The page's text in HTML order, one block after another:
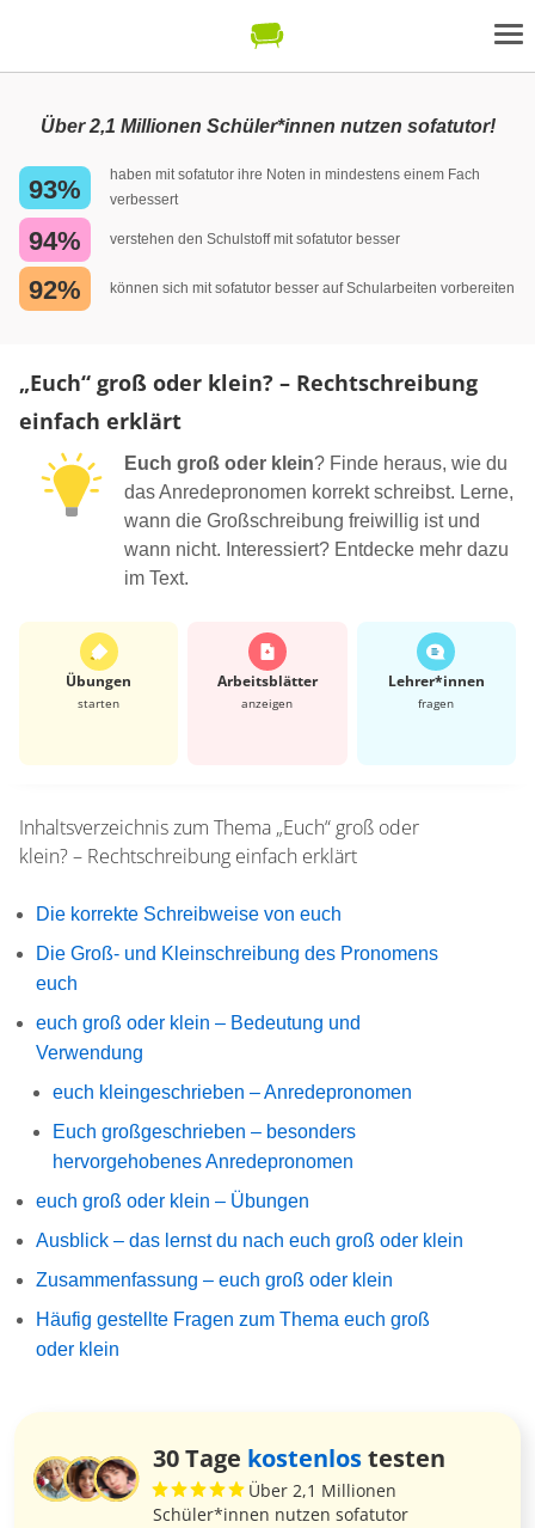
Über 2,1 Millionen Schüler*innen nutzen sofatutor!
93%
haben mit sofatutor ihre Noten in mindestens einem Fach
verbessert
94% verstehen den Schulstoff mit sofatutor besser
92% können sich mit sofatutor besser auf Schularbeiten vorbereiten
„Euch“ groß oder klein? – Rechtschreibung
einfach erklärt
Euch groß oder klein? Finde heraus, wie du
das Anredepronomen korrekt schreibst. Lerne,
wann die Großschreibung freiwillig ist und
wann nicht. Interessiert? Entdecke mehr dazu
im Text.
Übungen
starten
Arbeits­blätter
anzeigen
Lehrer*​innen
fragen
Inhaltsverzeichnis zum Thema „Euch“ groß oder
klein? – Rechtschreibung einfach erklärt
Die korrekte Schreibweise von euch
Die Groß- und Kleinschreibung des Pronomens
euch
euch groß oder klein – Bedeutung und
Verwendung
euch kleingeschrieben – Anredepronomen
Euch großgeschrieben – besonders
hervorgehobenes Anredepronomen
euch groß oder klein – Übungen
Ausblick – das lernst du nach euch groß oder klein
Zusammenfassung – euch groß oder klein
Häufig gestellte Fragen zum Thema euch groß
oder klein
30 Tage kostenlostesten
Über 2,1 Millionen
Schüler*innen nutzen sofatutor